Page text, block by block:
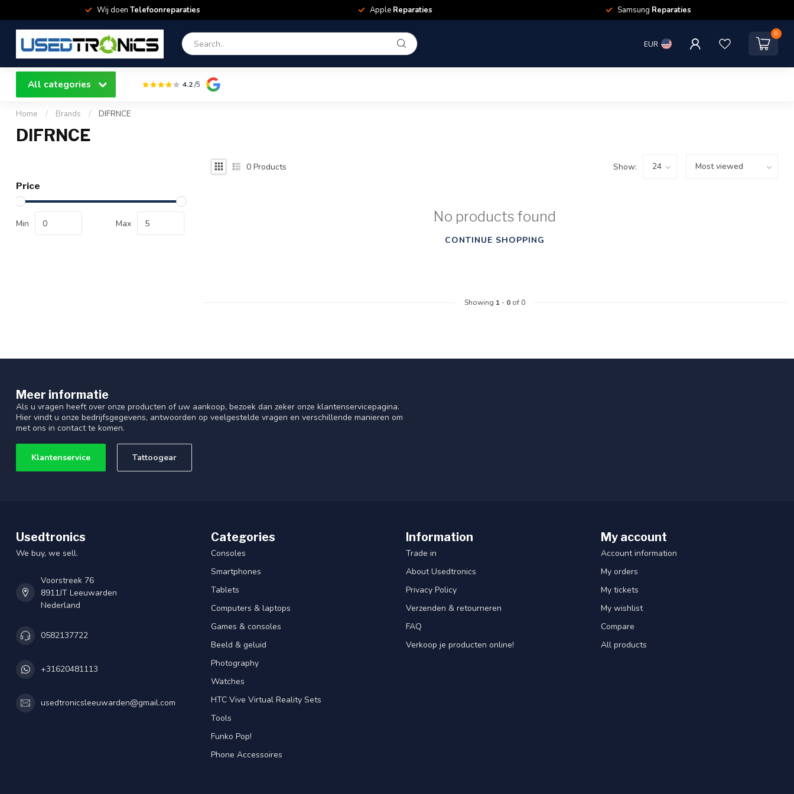
Wij doen Telefoonreparaties Apple Reparaties Samsung Reparaties
EUR
0
All categories 4.2/5
Home / Brands / DIFRNCE
DIFRNCE
Price
Min Max
0 Products Show:
No products found
CONTINUE SHOPPING
Showing 1- 0of 0
Meer informatie
Als u vragen heeft over onze producten of uw aankoop, bezoek dan zeker onze klantenservicepagina.
Hier vindt u onze bedrijfsgegevens, antwoorden op veelgestelde vragen en verschillende manieren om
met ons in contact te komen.
Klantenservice Tattoogear
Usedtronics
We buy, we sell.
Voorstreek 76
8911JT Leeuwarden
Nederland
0582137722
+31620481113
usedtronicsleeuwarden@gmail.com
Categories
Consoles
Smartphones
Tablets
Computers & laptops
Games & consoles
Beeld & geluid
Photography
Watches
HTC Vive Virtual Reality Sets
Tools
Funko Pop!
Phone Accessoires
Information
Trade in
About Usedtronics
Privacy Policy
Verzenden & retourneren
FAQ
Verkoop je producten online!
My account
Account information
My orders
My tickets
My wishlist
Compare
All products